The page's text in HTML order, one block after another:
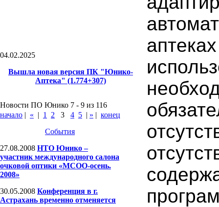
04.02.2025
Вышла новая версия ПК "Юнико-
Аптека" (1.774+307)
Новости ПО Юнико 7 - 9 из 116
начало | « | 1 2 3 4 5 | » | конец
События
27.08.2008 НТО Юнико –
участник международного салона
очковой оптики «МСОО-осень.
2008»
30.05.2008 Конференция в г.
Астрахань временно отменяется